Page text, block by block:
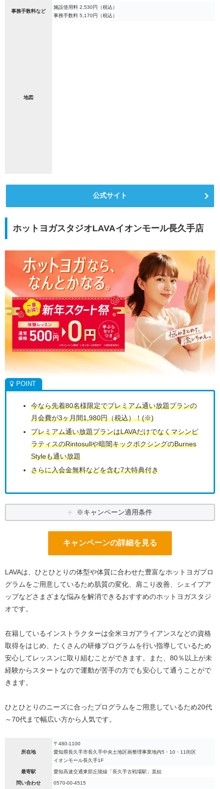
事務手数料など
施設使用料 2,530円（税込）
事務手数料 5,170円（税込）
地図
公式サイト
ホットヨガスタジオLAVAイオンモール長久手店
今なら先着80名様限定でプレミアム通い放題プランの
月会費が3ヶ月間1,980円（税込）！(※)
プレミアム通い放題プランはLAVAだけでなくマシンピ
ラティスのRintosullや暗闇キックボクシングのBurnes
Styleも通い放題
さらに入会金無料などを含む7大特典付き
※キャンペーン適用条件
キャンペーンの詳細を見る
LAVAは、ひとひとりの体型や体質に合わせた豊富なホットヨガプロ
グラムをご用意しているため肌質の変化、肩こり改善、シェイプア
ップなどさまざまな悩みを解消できるおすすめのホットヨガスタジ
オです。
在籍しているインストラクターは全米ヨガアライアンスなどの資格
取得をはじめ、たくさんの研修プログラムを行い指導しているため
安心してレッスンに取り組むことができます。また、80％以上が未
経験からスタートなので運動が苦手の方でも安心して通うことがで
きます。
ひとひとりのニーズに合ったプログラムをご用意しているため20代
～70代まで幅広い方から人気です。
所在地
〒480-1100
愛知県長久手市長久手中央土地区画整理事業地内5・10・11街区
イオンモール長久手1F
最寄駅 愛知高速交通東部丘陵線「長久手古戦場駅」直結
問い合わせ 0570-00-4515